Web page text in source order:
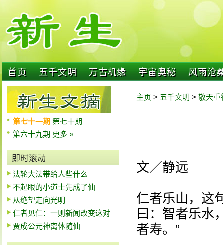
首页 五千文明 万古机缘 宇宙奥秘 风雨沧
第七十一期 第七十期
第六十九期 更多 »
即时滚动
法轮大法带给人些什么
不起眼的小道士先成了仙
从绝望走向光明
仁者见仁：一则新闻改变这对
贾成公元神离体随仙
主页 > 五千文明 > 敬天重
文／静远
仁者乐山，这
曰：智者乐水
者寿。”